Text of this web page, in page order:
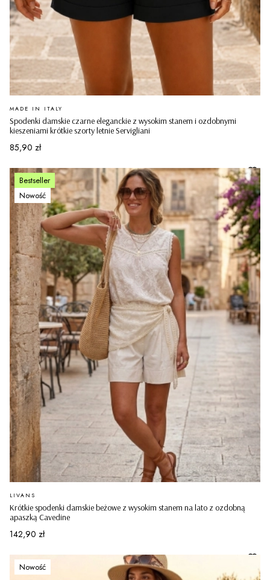
Spodenki damskie czarne eleganckie z wysokim stanem i ozdobnymi
kieszeniami krótkie szorty letnie Servigliani
PRODUCENT
MADE IN ITALY
Cena
85,90 zł
Bestseller
Nowość
Krótkie spodenki damskie beżowe z wysokim stanem na lato z ozdobną
apaszką Cavedine
PRODUCENT
LIVANS
Cena
142,90 zł
Nowość